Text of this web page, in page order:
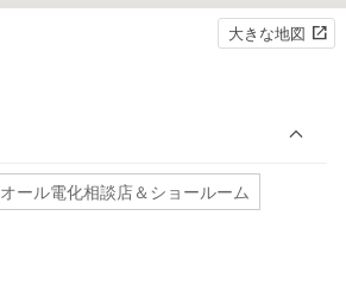
大きな地図
オール電化相談店＆ショールーム